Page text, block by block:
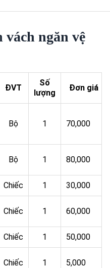
ngăn vệ
ĐVT
Số
lượng
Đơn giá
Bộ 1 70,000
Bộ 1 80,000
Chiếc 1 30,000
Chiếc 1 60,000
Chiếc 1 50,000
Chiếc 1 5,000